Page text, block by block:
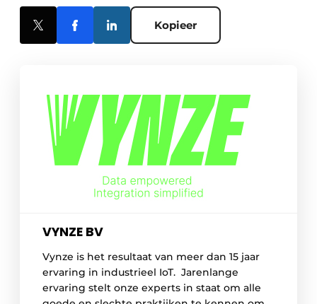
Kopieer
VYNZE BV
Vynze is het resultaat van meer dan 15 jaar
ervaring in industrieel IoT. Jarenlange
ervaring stelt onze experts in staat om alle